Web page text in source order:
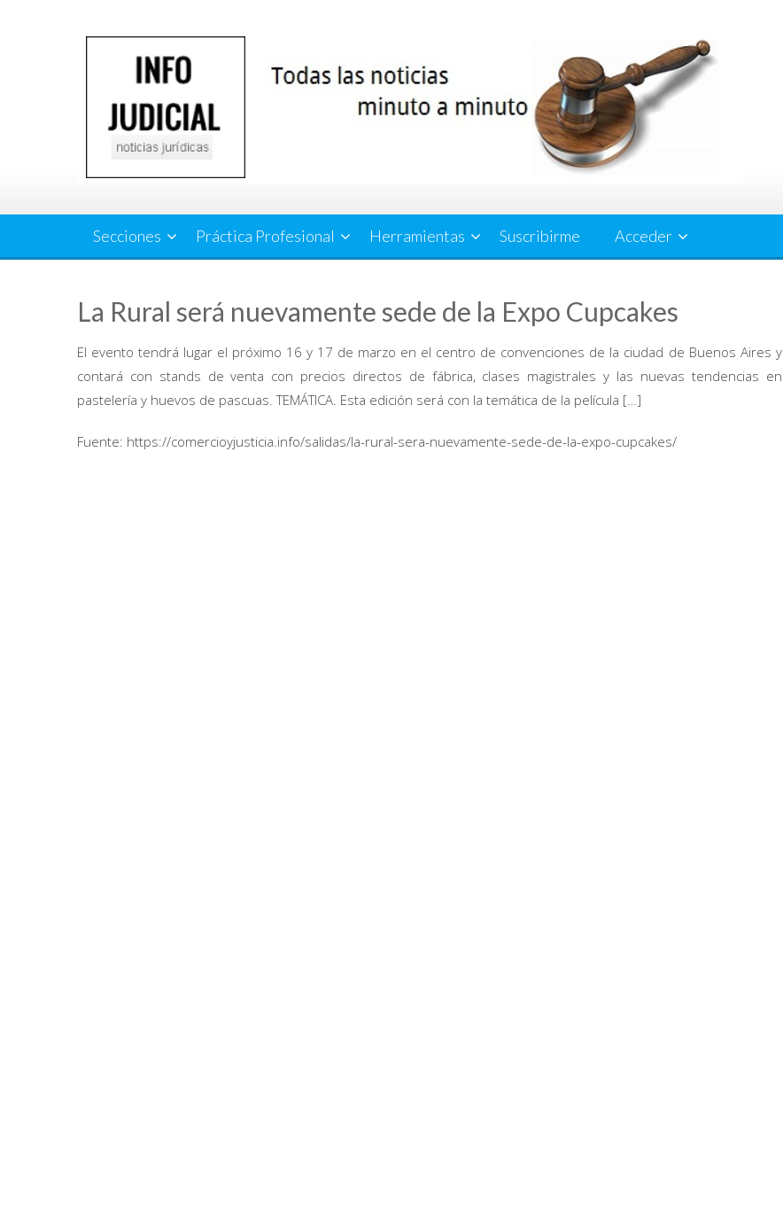
Secciones Práctica Profesional Herramientas Suscribirme Acceder
La Rural será nuevamente sede de la Expo Cupcakes
El evento tendrá lugar el próximo 16 y 17 de marzo en el centro de convenciones de la ciudad de Buenos Aires y
contará con stands de venta con precios directos de fábrica, clases magistrales y las nuevas tendencias en
pastelería y huevos de pascuas. TEMÁTICA. Esta edición será con la temática de la película […]
Fuente: https://comercioyjusticia.info/salidas/la-rural-sera-nuevamente-sede-de-la-expo-cupcakes/